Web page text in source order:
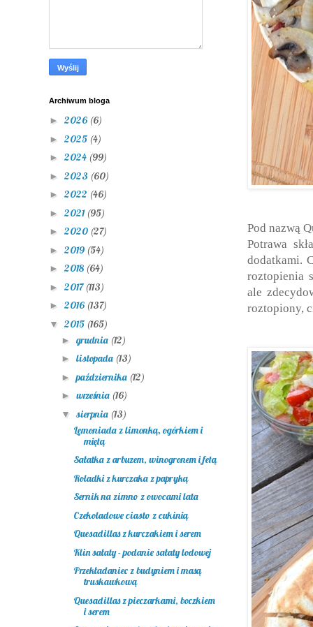
Pod nazwą
Potrawa
dodatkami.
roztopienia
ale
roztopiony,
Archiwum bloga
► 2026 (6)
► 2025 (4)
► 2024 (99)
► 2023 (60)
► 2022 (46)
► 2021 (95)
► 2020 (27)
► 2019 (54)
► 2018 (64)
► 2017(113)
► 2016 (137)
▼ 2015 (165)
► grudnia (12)
► listopada (13)
►października (12)
► września (16)
▼ sierpnia (13)
Lemoniada z limonką, ogórkiem i
miętą
Sałatka z arbuzem, winogronem i fetą
Roladki z kurczaka z papryką
Sernik na zimno z owocami lata
Czekoladowe ciasto z cukinią
Quesadillas z kurczakiem i serem
Klin sałaty - podanie sałaty lodowej
Przekładaniec z budyniem i masą
truskawkową
Quesadillas z pieczarkami, boczkiem
i serem